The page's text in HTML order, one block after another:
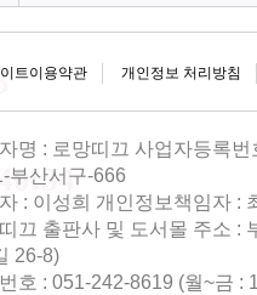
트이용약관 개인정보 처리방침
명 : 로망띠끄 사업자등록
부산서구-666
: 이성희 개인정보책임자 :
끄 출판사 및 도서몰 주소 :
26-8)
호 : 051-242-8619 (월~금 :